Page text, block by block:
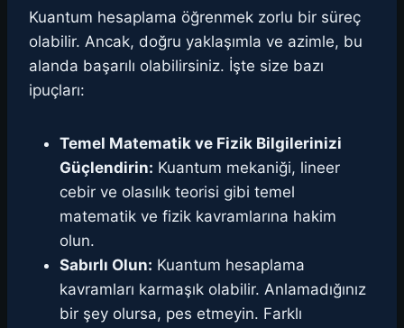
Kuantum hesaplama öğrenmek zorlu bir süreç
olabilir. Ancak, doğru yaklaşımla ve azimle, bu
alanda başarılı olabilirsiniz. İşte size bazı
ipuçları:
Temel Matematik ve Fizik Bilgilerinizi
Güçlendirin: Kuantum mekaniği, lineer
cebir ve olasılık teorisi gibi temel
matematik ve fizik kavramlarına hakim
olun.
Sabırlı Olun: Kuantum hesaplama
kavramları karmaşık olabilir. Anlamadığınız
bir şey olursa, pes etmeyin. Farklı